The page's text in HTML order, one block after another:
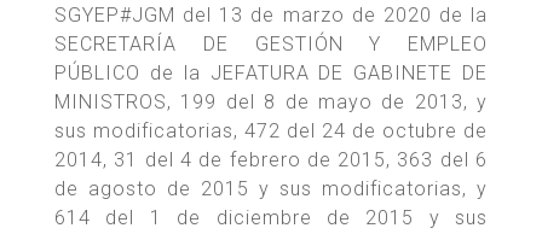
SGYEP#JGM del 13 de marzo de 2020 de la
SECRETARÍA DE GESTIÓN Y EMPLEO
PÚBLICO de la JEFATURA DE GABINETE DE
MINISTROS, 199 del 8 de mayo de 2013, y
sus modificatorias, 472 del 24 de octubre de
2014, 31 del 4 de febrero de 2015, 363 del 6
de agosto de 2015 y sus modificatorias, y
614 del 1 de diciembre de 2015 y sus